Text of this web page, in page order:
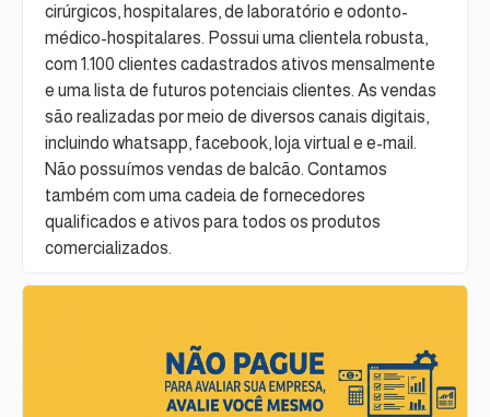
cirúrgicos, hospitalares, de laboratório e odonto-
médico-hospitalares. Possui uma clientela robusta,
com 1.100 clientes cadastrados ativos mensalmente
e uma lista de futuros potenciais clientes. As vendas
são realizadas por meio de diversos canais digitais,
incluindo whatsapp, facebook, loja virtual e e-mail.
Não possuímos vendas de balcão. Contamos
também com uma cadeia de fornecedores
qualificados e ativos para todos os produtos
comercializados.